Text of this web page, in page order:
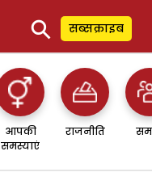
⚲ सब्सक्राइब
आपकी
समस्याएं
राजनीति